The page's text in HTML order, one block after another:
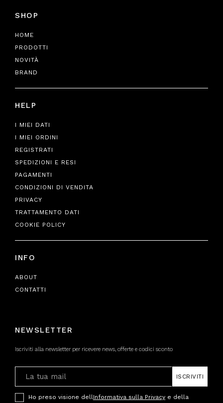
SHOP
HOME
PRODOTTI
NOVITÀ
BRAND
HELP
I MIEI DATI
I MIEI ORDINI
REGISTRATI
SPEDIZIONI E RESI
PAGAMENTI
CONDIZIONI DI VENDITA
PRIVACY
TRATTAMENTO DATI
COOKIE POLICY
INFO
ABOUT
CONTATTI
NEWSLETTER
Iscriviti alla newsletter per ricevere news, offerte e codici sconto
ISCRIVITI
Ho preso visione dell Informativa sulla Privacy e della